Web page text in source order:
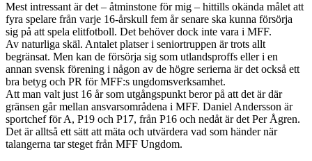
Mest intressant är det – åtminstone för mig – hittills okända målet att
fyra spelare från varje 16-årskull fem år senare ska kunna försörja
sig på att spela elitfotboll. Det behöver dock inte vara i MFF.
Av naturliga skäl. Antalet platser i seniortruppen är trots allt
begränsat. Men kan de försörja sig som utlandsproffs eller i en
annan svensk förening i någon av de högre serierna är det också ett
bra betyg och PR för MFF:s ungdomsverksamhet.
Att man valt just 16 år som utgångspunkt beror på att det är där
gränsen går mellan ansvarsområdena i MFF. Daniel Andersson är
sportchef för A, P19 och P17, från P16 och nedåt är det Per Ågren.
Det är alltså ett sätt att mäta och utvärdera vad som händer när
talangerna tar steget från MFF Ungdom.